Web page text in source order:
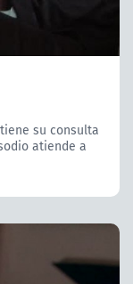
su consulta
atiende a